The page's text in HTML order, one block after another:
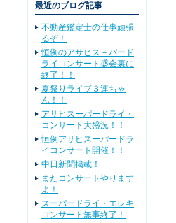
最近のブログ記事
不動産鑑定士の仕事頑張
るぞ！
恒例のアサヒス－パード
ライコンサート盛会裏に
終了！！
夏祭りライブ３連ちゃ
ん！！
アサヒスーパードライ・
コンサート大盛況！！
恒例アサヒスーパードラ
イコンサート開催！！
中日新聞掲載！
またコンサートやります
よ！
スーパードライ・エレキ
コンサート無事終了！